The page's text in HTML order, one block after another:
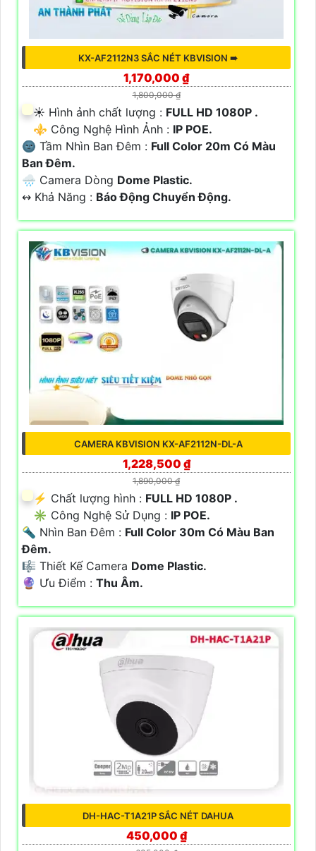
KX-AF2112N3 SẮC NÉT KBVISION ➠
1,170,000 ₫
1,800,000 ₫
☀️ Hình ảnh chất lượng : FULL HD 1080P .
⚜️ Công Nghệ Hình Ảnh : IP POE.
🌚 Tầm Nhìn Ban Đêm : Full Color 20m Có Màu
Ban Đêm.
🌧️ Camera Dòng Dome Plastic.
️↭ Khả Năng : Báo Động Chuyển Động.
CAMERA KBVISION KX-AF2112N-DL-A
1,228,500 ₫
1,890,000 ₫
️⚡ Chất lượng hình : FULL HD 1080P .
✳️ Công Nghệ Sử Dụng : IP POE.
🔦 Nhìn Ban Đêm : Full Color 30m Có Màu Ban
Ðêm.
🎼️ Thiết Kế Camera Dome Plastic.
️🔮 Ưu Điểm : Thu Âm.
DH-HAC-T1A21P SẮC NÉT DAHUA
450,000 ₫